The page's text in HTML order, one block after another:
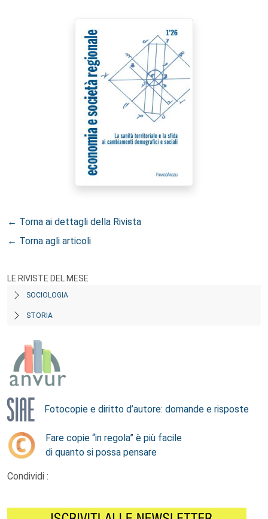
← Torna ai dettagli della Rivista
← Torna agli articoli
LE RIVISTE DEL MESE
SOCIOLOGIA
STORIA
Fotocopie e diritto d’autore: domande e risposte
Fare copie “in regola” è più facile
di quanto si possa pensare
Condividi :